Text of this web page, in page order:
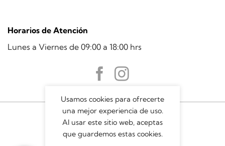
Horarios de Atención
Lunes a Viernes de 09:00 a 18:00 hrs
Usamos cookies para ofrecerte
una mejor experiencia de uso.
Al usar este sitio web, aceptas
que guardemos estas cookies.